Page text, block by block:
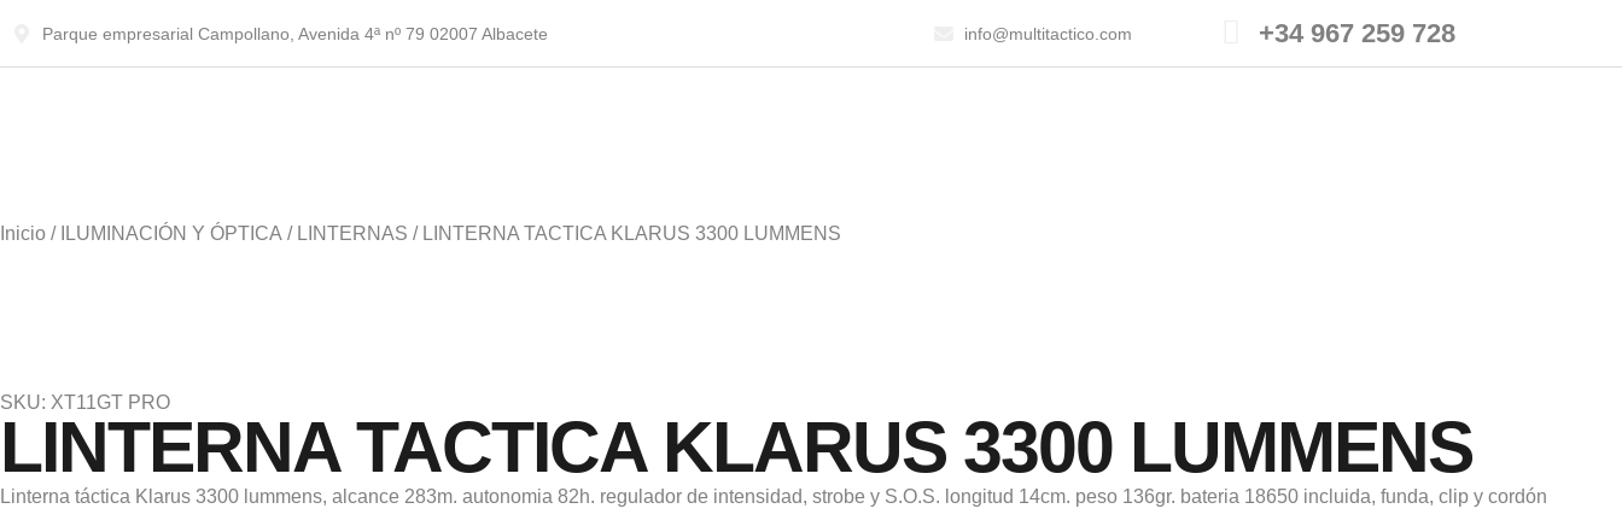
Parque empresarial Campollano, Avenida 4ª nº 79 02007 Albacete info@multitactico.com +34 967 259 728
Inicio / ILUMINACIÓN Y ÓPTICA / LINTERNAS / LINTERNA TACTICA KLARUS 3300 LUMMENS
SKU: XT11GT PRO
LINTERNA TACTICA KLARUS 3300 LUMMENS
Linterna táctica Klarus 3300 lummens, alcance 283m. autonomia 82h. regulador de intensidad, strobe y S.O.S. longitud 14cm. peso 136gr. bateria 18650 incluida, funda, clip y cordón